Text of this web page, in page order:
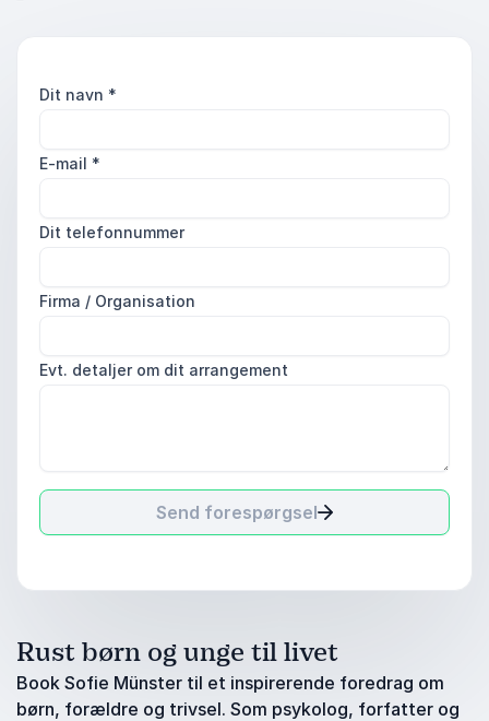
Dit navn *
E-mail *
Dit telefonnummer
Firma / Organisation
Evt. detaljer om dit arrangement
Send forespørgsel
Rust børn og unge til livet
Book Sofie Münster til et inspirerende foredrag om
børn, forældre og trivsel. Som psykolog, forfatter og